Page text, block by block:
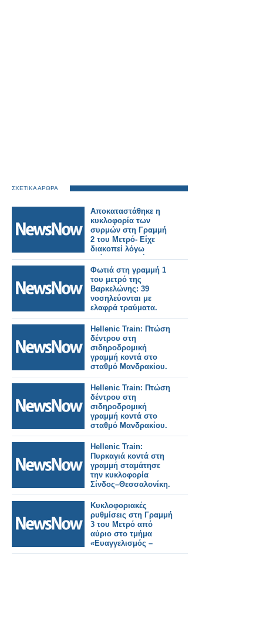
ΣΧΕΤΙΚΑ ΑΡΘΡΑ
Αποκαταστάθηκε η
κυκλοφορία των
συρμών στη Γραμμή
2 του Μετρό- Είχε
διακοπεί λόγω
ατόμου στη σήραγγα.
Φωτιά στη γραμμή 1
του μετρό της
Βαρκελώνης: 39
νοσηλεύονται με
ελαφρά τραύματα.
Hellenic Train: Πτώση
δέντρου στη
σιδηροδρομική
γραμμή κοντά στο
σταθμό Μανδρακίου.
Hellenic Train: Πτώση
δέντρου στη
σιδηροδρομική
γραμμή κοντά στο
σταθμό Μανδρακίου.
Hellenic Train:
Πυρκαγιά κοντά στη
γραμμή σταμάτησε
την κυκλοφορία
Σίνδος–Θεσσαλονίκη.
Κυκλοφοριακές
ρυθμίσεις στη Γραμμή
3 του Μετρό από
αύριο στο τμήμα
«Ευαγγελισμός –
Κατεχάκη» – Ποιοι